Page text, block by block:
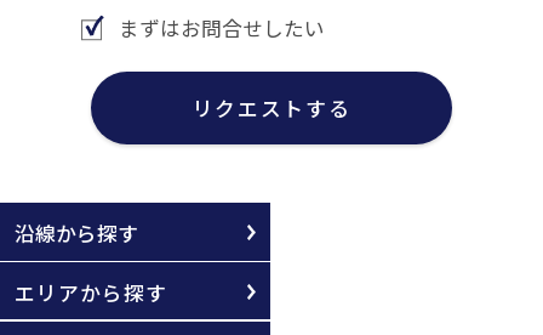
まずはお問合せしたい
リクエストする
沿線から探す
エリアから探す